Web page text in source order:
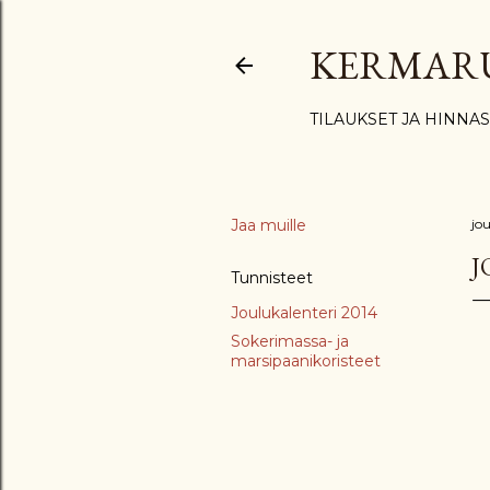
TILAUKSET JA
Jaa muille
Tunnisteet
Joulukalenteri 2014
Sokerimassa- ja
marsipaanikoristeet